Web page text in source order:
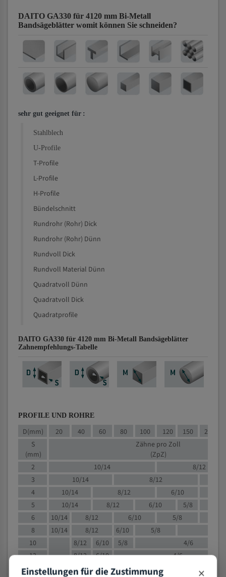
DAITO GA330 für 4120 mm Bi-Metall
Bandsägeblätter womit können Sie schneiden?
sehr gut geeignet für :
Stahlblech
U-Profile
T-Profile
L-Profile
H-Profile
Bündelschnitt
Rundrohr (Rohr) Dick
Rundrohr (Rohr) Dünn
Rundvoll Dick
Rundvoll Material Dünn
Quadratvoll Dünn
Quadratvoll Dick
Quadratprofile
DAITO GA330 für 4120 mm Bi-Metall Bandsägeblätter
Zahnempfehlungs-Tabelle
PROFILE UND ROHRE
D(mm) 20 40 60 80 100 120 150 200
S
(mm)
Zähne pro Zoll
(ZpZ)
2
10/14
8/12
3
10/14 8/12
4
10/14 8/12 6/10
5
10/14 8/12 6/10
5/8
6
10/14 8/12 6/10
5/8
8
10/14 8/12 6/10 5/8
10
8/12 6/10 5/8
4/6
12
8/12 6/10
4/6
15
8/12 6/10
4/5
Einstellungen für die Zustimmung